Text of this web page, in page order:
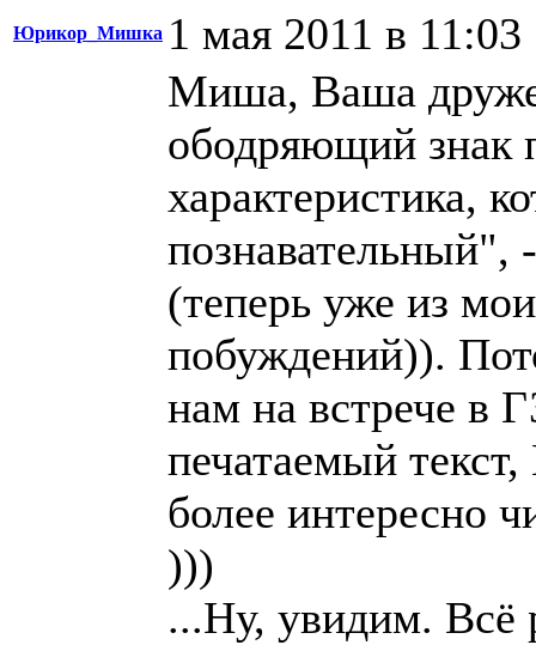
Юрикор_Мишка 1 мая 2011 в 11:03
Миша, Ваша
ободряющий знак
характеристика,
познавательный",
(теперь уже из
побуждений)).
нам на встрече в
печатаемый
более интересно
)))
...Ну, увидим. Всё